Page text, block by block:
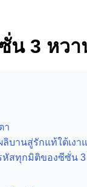
น 3 หวา
า
บานสู่รักแท้ใต้เงา
หัสทุกมิติของซีซั่น 3